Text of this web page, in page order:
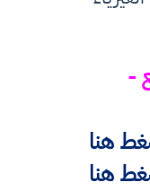
-
هنا
هنا